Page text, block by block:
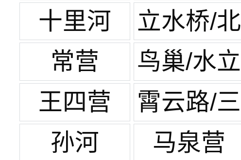
十里河
立水桥/北
苑家园
常营
鸟巢/水立
方
王四营
霄云路/三
元桥
孙河 马泉营